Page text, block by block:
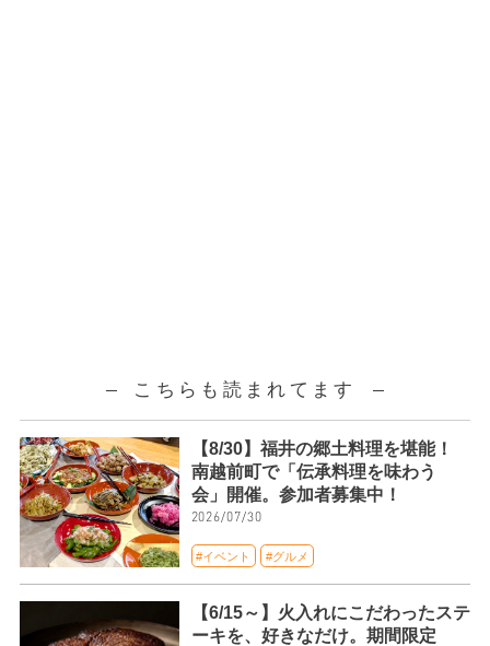
こちらも読まれてます
【8/30】福井の郷土料理を堪能！
南越前町で「伝承料理を味わう
会」開催。参加者募集中！
2026/07/30
#イベント #グルメ
【6/15～】火入れにこだわったステ
ーキを、好きなだけ。期間限定